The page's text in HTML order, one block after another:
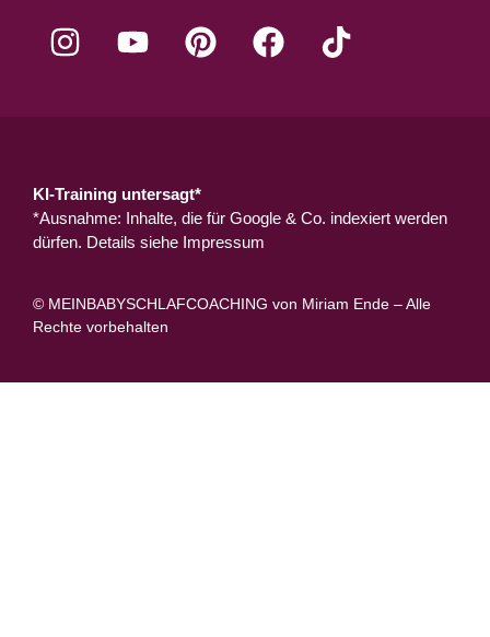
KI-Training untersagt*
*Ausnahme: Inhalte, die für Google & Co. indexiert werden
dürfen. Details siehe Impressum
© MEINBABYSCHLAFCOACHING von Miriam Ende – Alle
Rechte vorbehalten